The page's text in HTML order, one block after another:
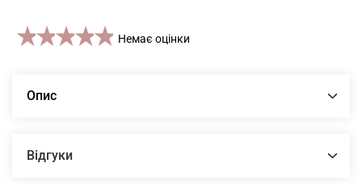
5 stars
4 stars
3 stars
2 stars
1 star Немає оцінки
Опис
Відгуки